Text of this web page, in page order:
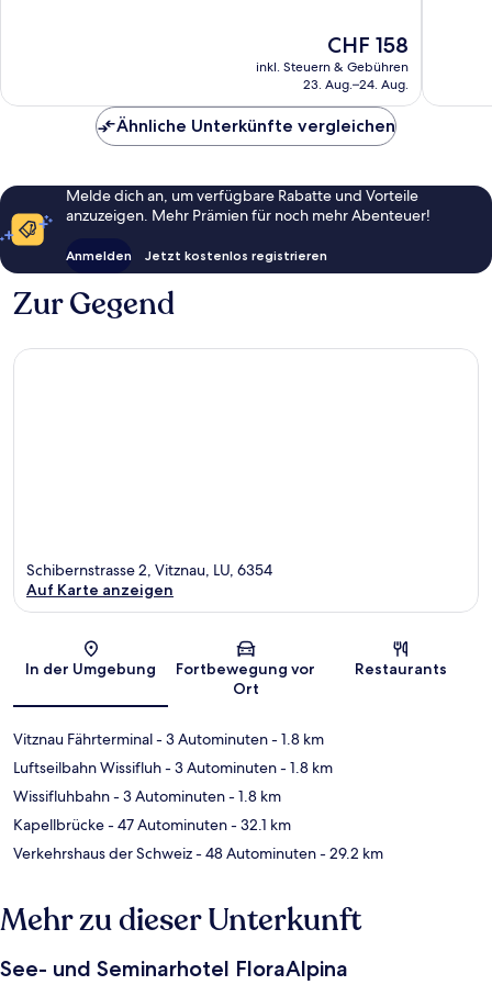
Der
Preis
beträgt
CHF 158
inkl. Steuern & Gebühren
23. Aug.–24. Aug.
Ähnliche Unterkünfte vergleichen
Melde dich an, um verfügbare Rabatte und Vorteile
anzuzeigen. Mehr Prämien für noch mehr Abenteuer!
Anmelden Jetzt kostenlos registrieren
Zur Gegend
Karte
Schibernstrasse 2, Vitznau, LU, 6354
Auf Karte anzeigen
In der Umgebung
Fortbewegung vor
Ort
Restaurants
Vitznau Fährterminal- 3 Autominuten- 1.8 km
Luftseilbahn Wissifluh- 3 Autominuten- 1.8 km
Wissifluhbahn- 3 Autominuten- 1.8 km
Kapellbrücke- 47 Autominuten- 32.1 km
Verkehrshaus der Schweiz- 48 Autominuten- 29.2 km
Mehr zu dieser Unterkunft
See- und Seminarhotel FloraAlpina